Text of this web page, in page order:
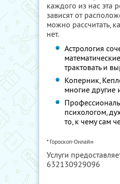
каждого из нас эта
зависят от
можно рассчитать,
нет.
Астрология
трактовать и
Коперник,
многие другие
психологом,
то, к чему сам
* Гороскоп-Онлайн
Услуги
632130929096